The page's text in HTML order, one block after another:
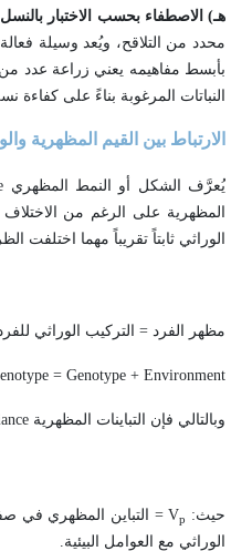
هـ) الاصطفاء بحسب الاختبار بالنسل
محدد من التلاقح، ويُعد وسيلة
بأبسط مفاهيمه يعني زراعة عدد
النباتات المرغوبة بناءً على
الارتباط بين القيم المظهرية
يُعرَّف الشكل أو النمط المظهري
المظهرية على الرغم من الاختلاف
الوراثي ثابتاً تقريباً مهما اختلفت
مظهر الفرد = التركيب الوراثي للفرد
= Genotype + Environment
وبالتالي فإن التباينات المظهرية
حيث: Vp = التباين المظهري في
الوراثي مع العوامل البيئية.